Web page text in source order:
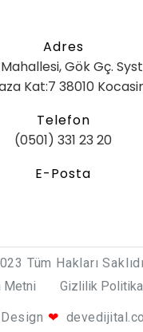
Adres
Gök Gç.
Kat:7 38010
Telefon
(0501) 331 23 20
E-Posta
Tüm Hakları
Metni
Gizlilik
❤